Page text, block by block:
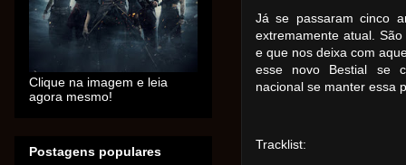
Já se passaram cinco
extremamente atual.
e que nos deixa com
esse novo Bestial se
nacional se manter essa
Tracklist:
Clique na imagem e leia
agora mesmo!
Postagens populares